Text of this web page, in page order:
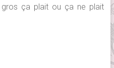
ça plait ou ça ne plait